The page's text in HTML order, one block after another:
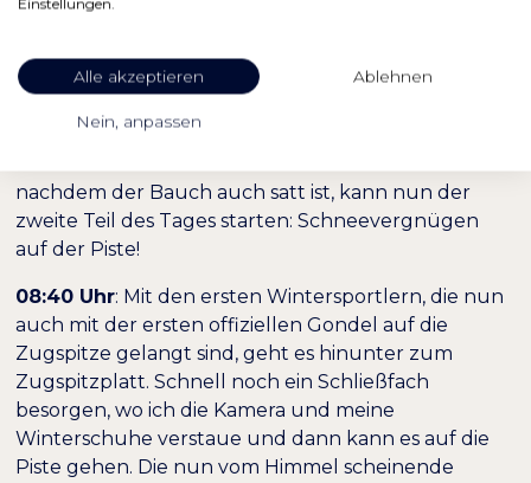
Brötchen mit Käse und Wurstaufschnitt. Zusätzlich
wünschte mein Magen wäre größer. Der Kaffee
nachdem der Bauch auch satt ist, kann nun der
zweite Teil des Tages starten: Schneevergnügen
auf der Piste!
08:40 Uhr: Mit den ersten Wintersportlern, die nun
auch mit der ersten offiziellen Gondel auf die
Zugspitze gelangt sind, geht es hinunter zum
Zugspitzplatt. Schnell noch ein Schließfach
besorgen, wo ich die Kamera und meine
Winterschuhe verstaue und dann kann es auf die
Piste gehen. Die nun vom Himmel scheinende
Einstellungen.
Alle akzeptieren Ablehnen
Nein, anpassen